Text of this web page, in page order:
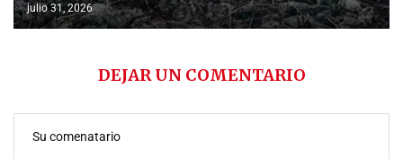
julio 31, 2026
DEJAR UN COMENTARIO